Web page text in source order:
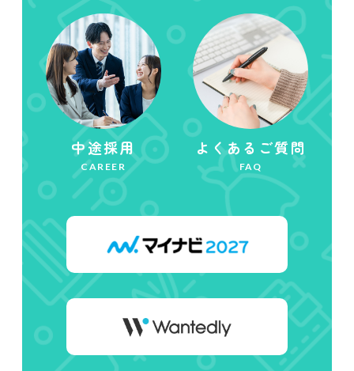
中途採用
CAREER
よくあるご質問
FAQ